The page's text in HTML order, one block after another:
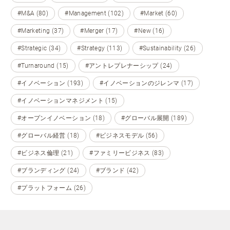
#M&A (80) #Management (102) #Market (60)
#Marketing (37) #Merger (17) #New (16)
#Strategic (34) #Strategy (113) #Sustainability (26)
#Turnaround (15) #アントレプレナーシップ (24)
#イノベーション (193) #イノベーションのジレンマ (17)
#イノベーションマネジメント (15)
#オープンイノベーション (18) #グローバル展開 (189)
#グローバル経営 (18) #ビジネスモデル (56)
#ビジネス倫理 (21) #ファミリービジネス (83)
#ブランディング (24) #ブランド (42)
#プラットフォーム (26)